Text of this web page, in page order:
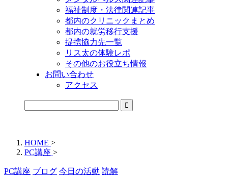
福祉制度・法律関連記事
都内のクリニックまとめ
都内の就労移行支援
提携協力先一覧
リス太の体験レポ
その他のお役立ち情報
お問い合わせ
アクセス
HOME >
PC講座 >
PC講座 ブログ 今日の活動 読解